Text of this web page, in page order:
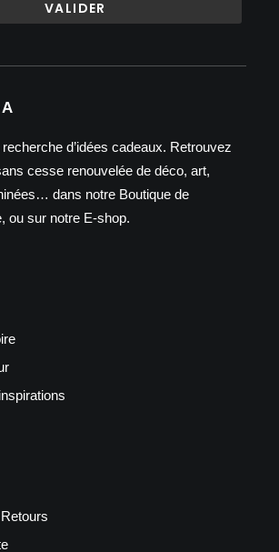
recherche d’idées cadeaux. Retrouvez
cesse renouvelée de déco, art,
dans notre Boutique de
ou sur notre E-shop.